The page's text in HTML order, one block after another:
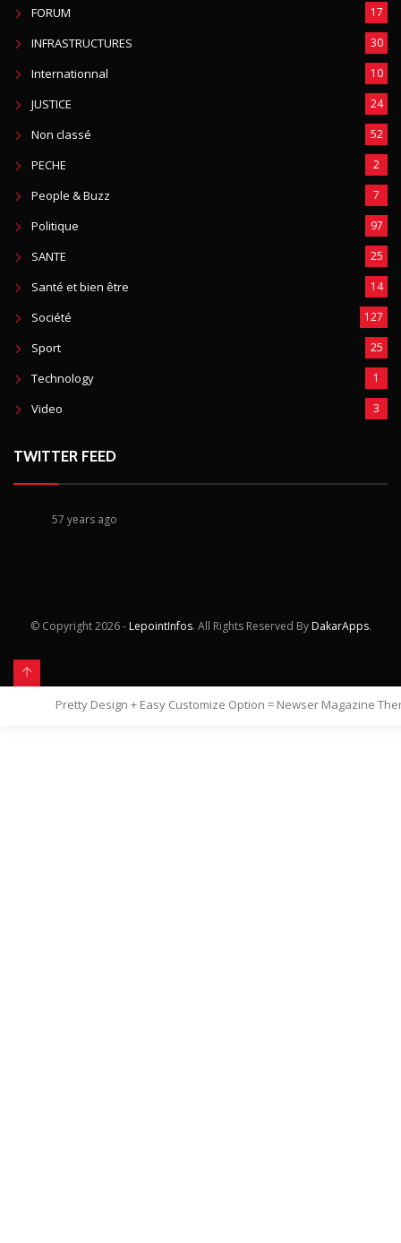
FORUM 17
INFRASTRUCTURES 30
Internationnal 10
JUSTICE 24
Non classé 52
PECHE 2
People & Buzz 7
Politique 97
SANTE 25
Santé et bien être 14
Société 127
Sport 25
Technology 1
Video 3
TWITTER FEED
57 years ago
© Copyright2026 - LepointInfos. All Rights Reserved By DakarApps.
Pretty Design + Easy Customize Option = Newser Magazine